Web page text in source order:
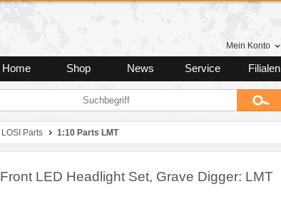
Mein Konto
Home Shop News Service Filialen
LOSI Parts 1:10 Parts LMT
Front LED Headlight Set, Grave Digger: LMT